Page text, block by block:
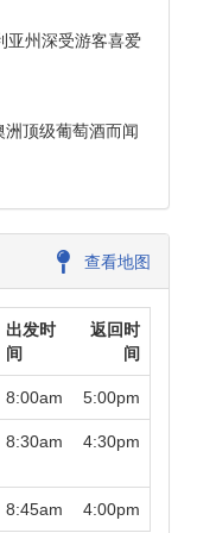
亚州深受游客喜爱
顶级葡萄酒而闻
查看地图
出发时
间
返回时
间
8:00am 5:00pm
8:30am 4:30pm
8:45am 4:00pm